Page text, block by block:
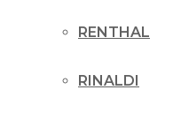
RENTHAL
RINALDI